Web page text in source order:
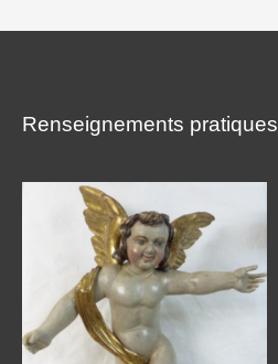
Renseignements pratiques